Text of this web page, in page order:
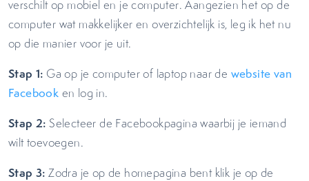
verschilt op mobiel en je computer. Aangezien het op de
computer wat makkelijker en overzichtelijk is, leg ik het nu
op die manier voor je uit.
Stap 1: Ga op je computer of laptop naar de website van
Facebook en log in.
Stap 2: Selecteer de Facebookpagina waarbij je iemand
wilt toevoegen.
Stap 3: Zodra je op de homepagina bent klik je op de